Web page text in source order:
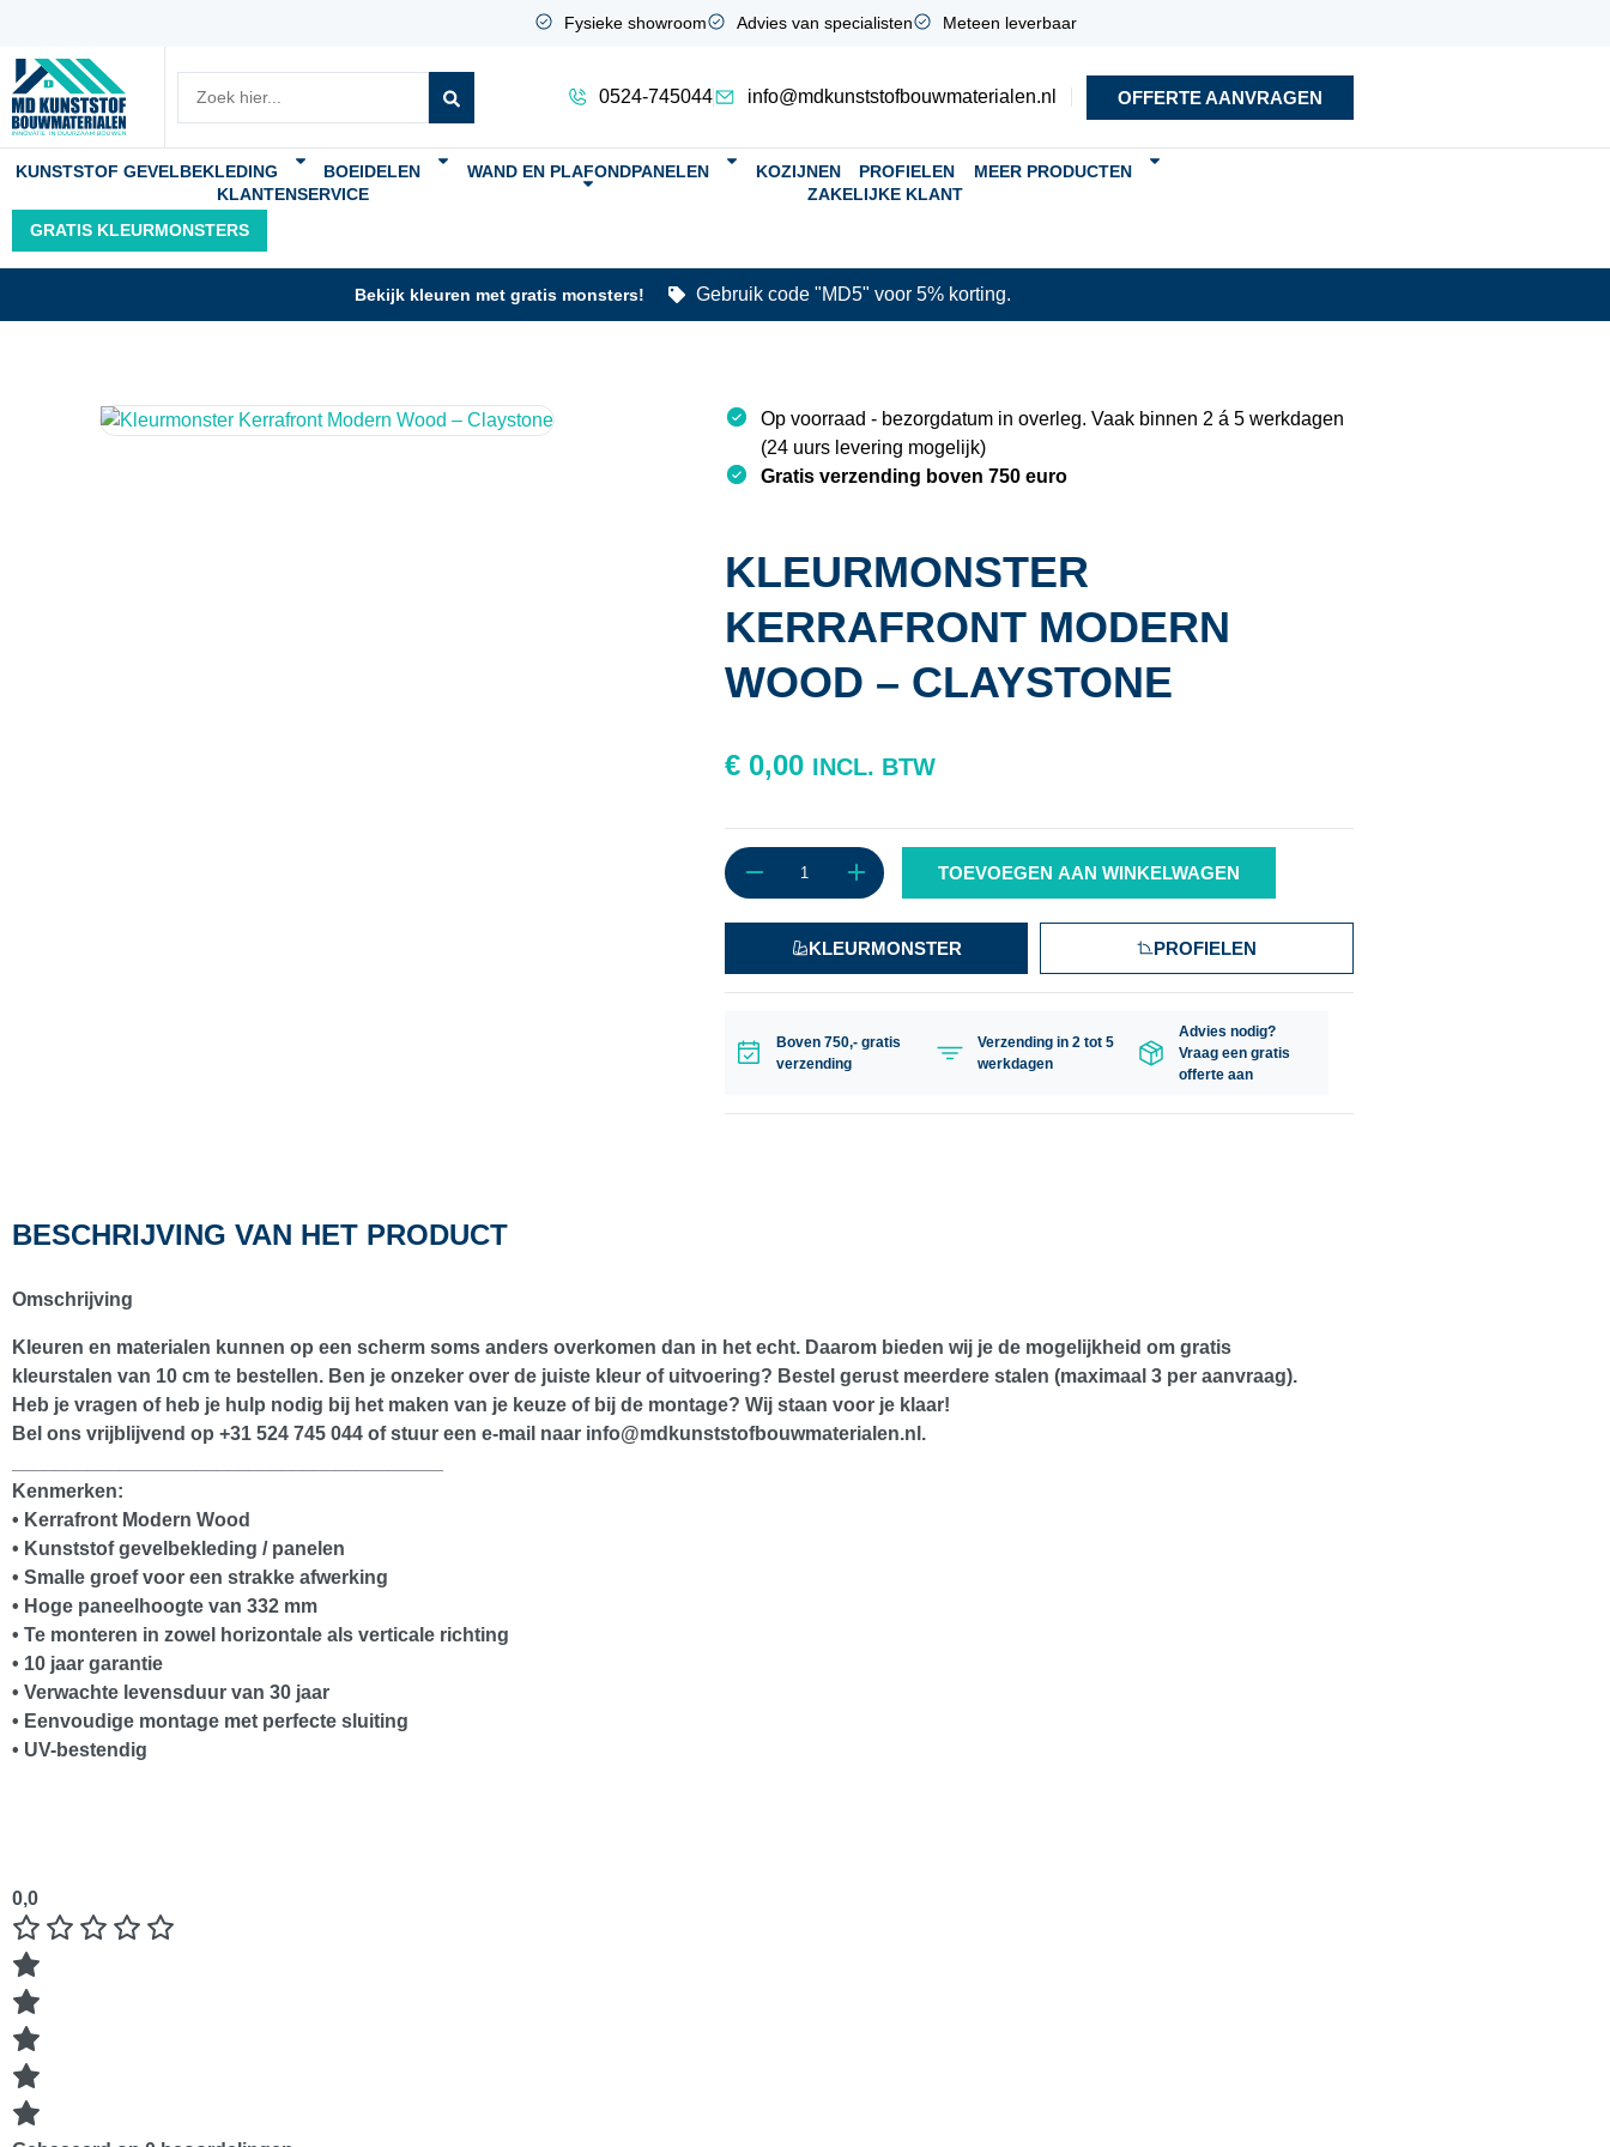
Fysieke showroom Advies van specialisten Meteen leverbaar
0524-745044 info@mdkunststofbouwmaterialen.nl OFFERTE AANVRAGEN
KUNSTSTOF GEVELBEKLEDING BOEIDELEN WAND EN PLAFONDPANELEN KOZIJNEN PROFIELEN
MEER PRODUCTEN
KLANTENSERVICE
ZAKELIJKE KLANT
GRATIS KLEURMONSTERS
Bekijk kleuren met gratis monsters! Gebruik code "MD5" voor 5% korting.
Op voorraad - bezorgdatum in overleg. Vaak binnen 2 á 5 werkdagen
(24 uurs levering mogelijk)
Gratis verzending boven 750 euro
KLEURMONSTER
KERRAFRONT MODERN
WOOD – CLAYSTONE
€ 0,00 INCL. BTW
TOEVOEGEN AAN WINKELWAGEN
KLEURMONSTER PROFIELEN
Boven 750,- gratis
verzending
Verzending in 2 tot 5
werkdagen
Advies nodig?
Vraag een gratis
offerte aan
BESCHRIJVING VAN HET PRODUCT
Omschrijving
Kleuren en materialen kunnen op een scherm soms anders overkomen dan in het echt. Daarom bieden wij je de mogelijkheid om gratis
kleurstalen van 10 cm te bestellen. Ben je onzeker over de juiste kleur of uitvoering? Bestel gerust meerdere stalen (maximaal 3 per aanvraag).
Heb je vragen of heb je hulp nodig bij het maken van je keuze of bij de montage? Wij staan voor je klaar!
Bel ons vrijblijvend op +31 524 745 044 of stuur een e-mail naar info@mdkunststofbouwmaterialen.nl.
Kenmerken:
• Kerrafront Modern Wood
• Kunststof gevelbekleding / panelen
• Smalle groef voor een strakke afwerking
• Hoge paneelhoogte van 332 mm
• Te monteren in zowel horizontale als verticale richting
• 10 jaar garantie
• Verwachte levensduur van 30 jaar
• Eenvoudige montage met perfecte sluiting
• UV-bestendig
0,0